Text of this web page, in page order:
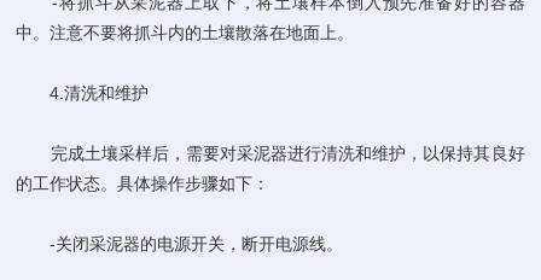
中。注意不要将抓斗内的土壤散落在地面上。
4.清洗和维护
完成土壤采样后，需要对采泥器进行清洗和维护，以保持其良好
的工作状态。具体操作步骤如下：
-关闭采泥器的电源开关，断开电源线。